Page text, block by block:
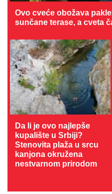
Ovo cveće obožava
sunčane terase, a cveta
Da li je ovo najlepše
kupalište u Srbiji?
Stenovita plaža u srcu
kanjona okružena
nestvarnom prirodom